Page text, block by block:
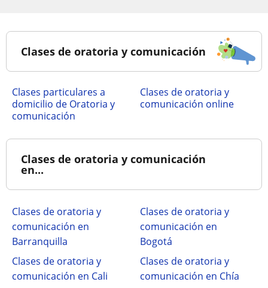
Clases de oratoria y comunicación
clases particulares a
domicilio de Oratoria y
comunicación
Clases de oratoria y
comunicación online
Clases de oratoria y comunicación
en...
Clases de oratoria y
comunicación en
Barranquilla
Clases de oratoria y
comunicación en
Bogotá
Clases de oratoria y
comunicación en Cali
Clases de oratoria y
comunicación en Chía